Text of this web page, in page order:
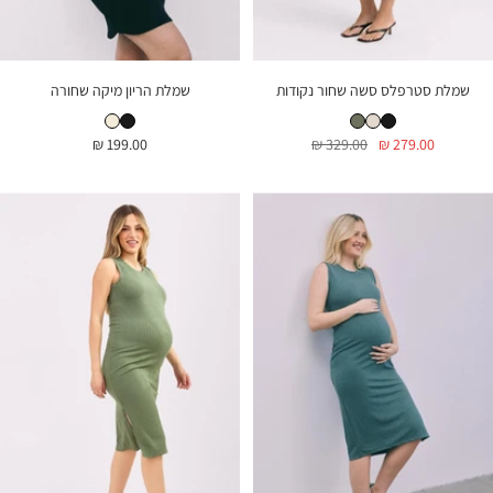
שמלת סטרפלס סשה שחור נקודות
שמלת סטרפלס סשה שחור נקודות
שמלת סשה טבעי
שמלת סשה זית
מחיר
279.00 ₪
מחיר
329.00 ₪
שמלת הריון מיקה שחורה
שמלת הריון מיקה שחורה
שמלת הריון מיקה שמנת פס שחור
מחיר
199.00 ₪